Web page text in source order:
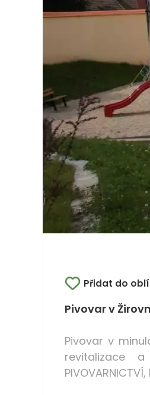
Přidat do
Pivovar v
Pivovar v
revitalizace
PIVOVARNICTVÍ,